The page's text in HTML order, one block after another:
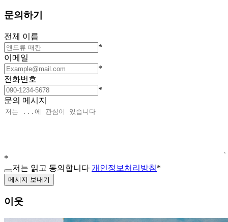
문의하기
전체 이름
*
이메일
*
전화번호
*
문의 메시지
*
저는 읽고 동의합니다 개인정보처리방침*
메시지 보내기
이웃